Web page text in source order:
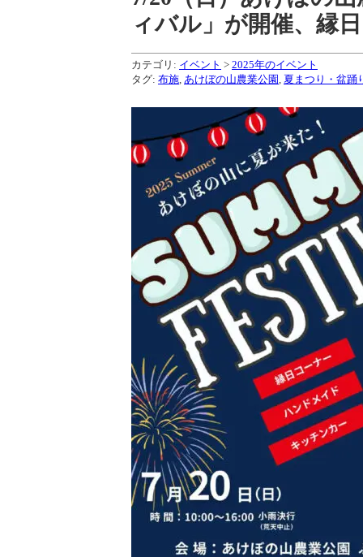
ィバル」が開催、縁
カテゴリ: イベント > 2025年のイベント
タグ: 布施 あけぼの山農業公園 夏まつり・盆踊